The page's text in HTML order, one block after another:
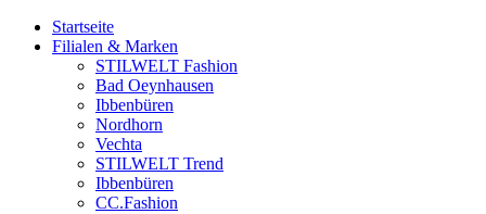
Startseite
Filialen & Marken
STILWELT Fashion
Bad Oeynhausen
Ibbenbüren
Nordhorn
Vechta
STILWELT Trend
Ibbenbüren
CC.Fashion